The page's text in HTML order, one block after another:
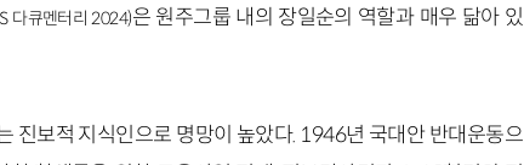
다큐멘터리 2024)은 원주그룹 내의 장일순의 역할과 매우 닮아 있
진보적 지식인으로 명망이 높았다. 1946년 국대안 반대운동으